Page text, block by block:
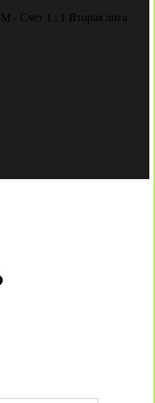
- Счет 1 : 1 Вторая лига